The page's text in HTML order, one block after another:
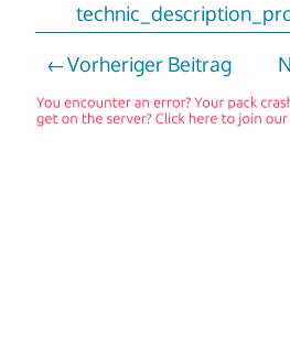
Vorheriger Beitrag